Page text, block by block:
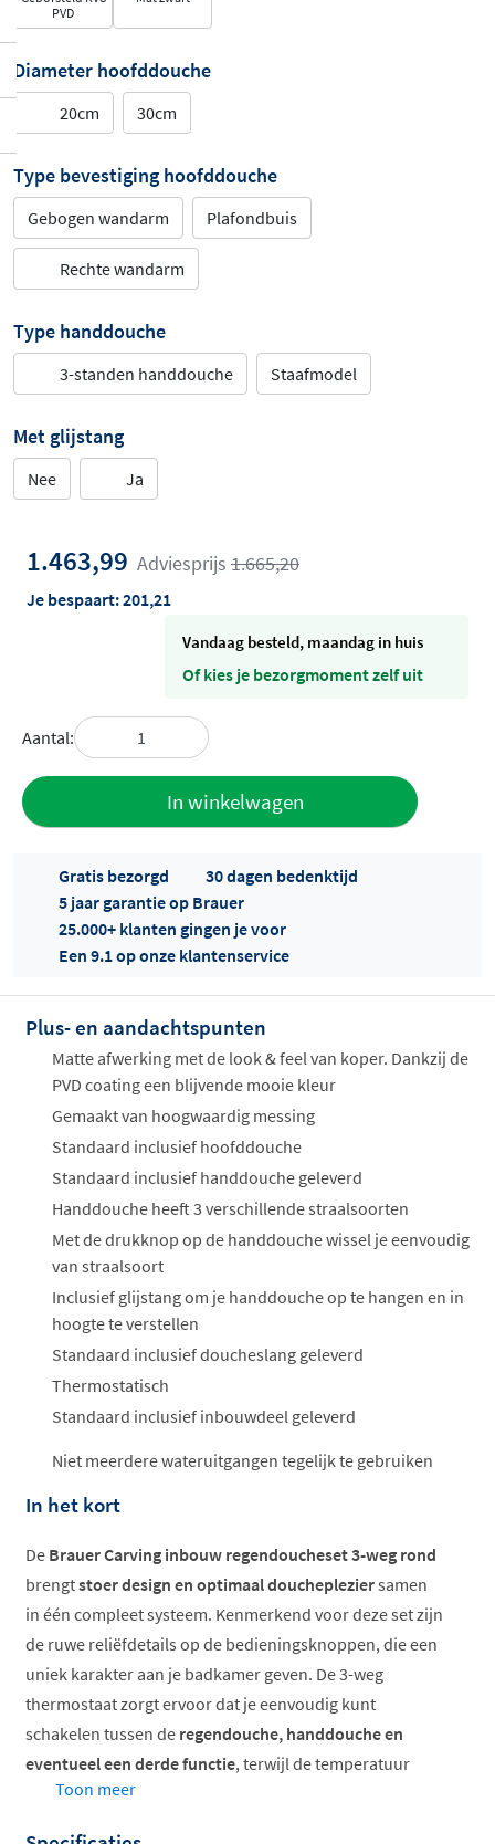
PVD
Diameter hoofddouche
20cm 30cm
Type bevestiging hoofddouche
Gebogen wandarm Plafondbuis
Rechte wandarm
Type handdouche
3-standen handdouche Staafmodel
Met glijstang
Nee Ja
1.463,99 Adviesprijs 1.665,20
Je bespaart:201,21
vandaag besteld, maandag in huis
Of kies je bezorgmoment zelf uit
Aantal:
In winkelwagen
Offertes
ophalen...
Gratis bezorgd
30 dagen bedenktijd
5 jaar garantie op Brauer
25.000+ klanten gingen je voor
Een 9.1 op onze klantenservice
Plus- en aandachtspunten
Matte afwerking met de look & feel van koper. Dankzij de
PVD coating een blijvende mooie kleur
Gemaakt van hoogwaardig messing
Standaard inclusief hoofddouche
Standaard inclusief handdouche geleverd
Handdouche heeft 3 verschillende straalsoorten
Met de drukknop op de handdouche wissel je eenvoudig
van straalsoort
Inclusief glijstang om je handdouche op te hangen en in
hoogte te verstellen
Standaard inclusief doucheslang geleverd
Thermostatisch
Standaard inclusief inbouwdeel geleverd
Niet meerdere wateruitgangen tegelijk te gebruiken
In het kort
De Brauer Carving inbouw regendoucheset 3-weg rond
brengtstoer design en optimaal douchepleziersamen
in één compleet systeem. Kenmerkend voor deze set zijn
de ruwe reliëfdetails op de bedieningsknoppen, die een
uniek karakter aan je badkamer geven. De 3-weg
thermostaat zorgt ervoor dat je eenvoudig kunt
schakelen tussen de regendouche, handdouche en
eventueel een derde functie, terwijl de temperatuur
constant blijft.
Toon meer